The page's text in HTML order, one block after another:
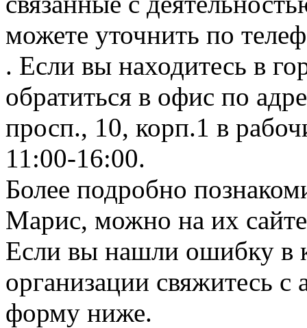
можете уточнить по
. Если вы находитесь в
обратиться в офис по
просп., 10, корп.1 в
11:00-16:00.
Более подробно
Марис, можно на их
Если вы нашли ошибку в
организации свяжитесь
форму ниже.